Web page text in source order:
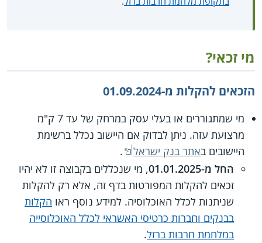
מי זכאי?
הזכאים להקלות מ-01.09.2024
מי שמתגוררים או בעלי עסק במרחק של עד 7 ק"מ
מרצועת עזה. ניתן לבדוק אם היישוב נכלל ברשימת
היישובים באתר בנק ישראל
.
החל מ-01.01.2025
, מי שנכללים בקבוצה זו לא יהיו
זכאים להקלות המפורטות בדף זה, אלא רק להקלות
שניתנות לכלל האוכלוסיה. למידע נוסף ראו הקלות
בבנקים וחברות כרטיסי האשראי לכלל האוכלוסייה
במלחמת חרבות ברזל.